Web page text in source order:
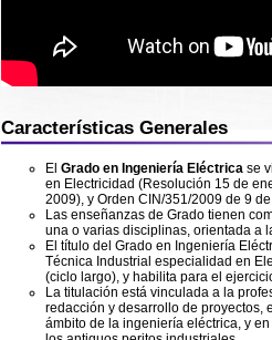
Características Generales
El Grado en Ingeniería Eléctrica se
en Electricidad (Resolución 15 de
2009) , y Orden CIN/351/2009 de 9
Las enseñanzas de Grado tienen
una o varias disciplinas, orientada a
El título del Grado en Ingeniería
Técnica Industrial especialidad en
(ciclo largo), y habilita para el
La titulación está vinculada a la
redacción y desarrollo de proyectos,
ámbito de la ingeniería eléctrica, y